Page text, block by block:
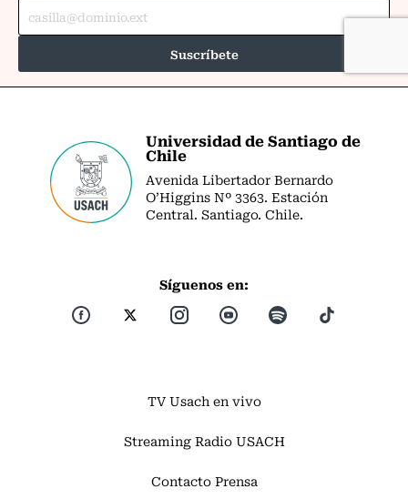
Universidad de Santiago de
Chile
Avenida Libertador Bernardo
O’Higgins Nº 3363. Estación
Central. Santiago. Chile.
Síguenos en:
TV Usach en vivo
Streaming Radio USACH
Contacto Prensa